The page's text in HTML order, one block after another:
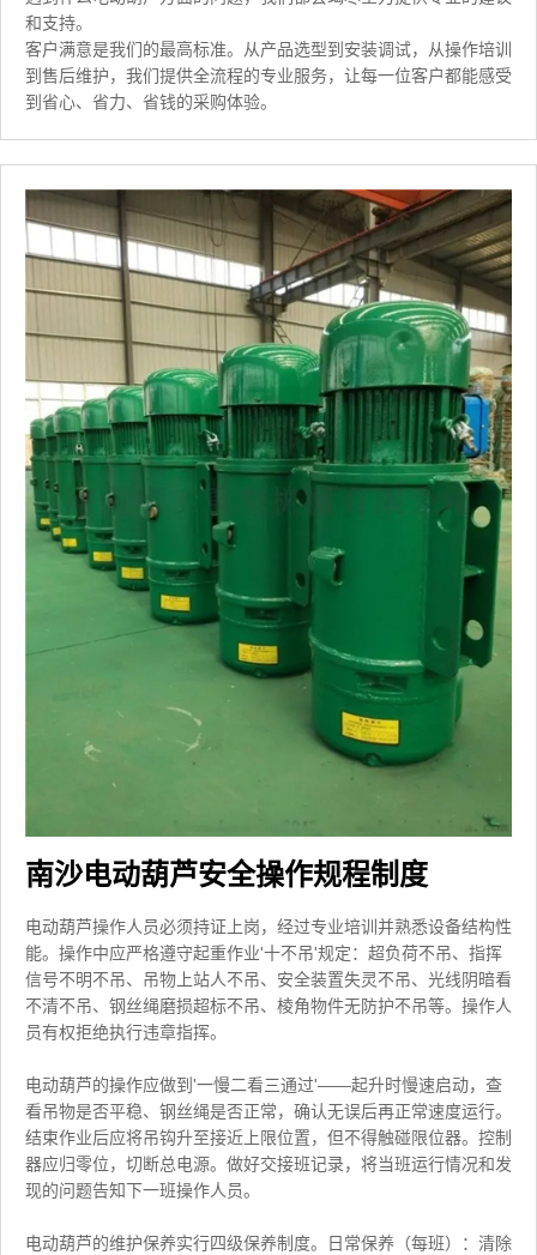
和支持。
客户满意是我们的最高标准。从产品选型到安装调试，从操作培训
到售后维护，我们提供全流程的专业服务，让每一位客户都能感受
到省心、省力、省钱的采购体验。
南沙电动葫芦安全操作规程制度
电动葫芦操作人员必须持证上岗，经过专业培训并熟悉设备结构性
能。操作中应严格遵守起重作业'十不吊'规定：超负荷不吊、指挥
信号不明不吊、吊物上站人不吊、安全装置失灵不吊、光线阴暗看
不清不吊、钢丝绳磨损超标不吊、棱角物件无防护不吊等。操作人
员有权拒绝执行违章指挥。
电动葫芦的操作应做到'一慢二看三通过'——起升时慢速启动，查
看吊物是否平稳、钢丝绳是否正常，确认无误后再正常速度运行。
结束作业后应将吊钩升至接近上限位置，但不得触碰限位器。控制
器应归零位，切断总电源。做好交接班记录，将当班运行情况和发
现的问题告知下一班操作人员。
电动葫芦的维护保养实行四级保养制度。日常保养（每班）：清除